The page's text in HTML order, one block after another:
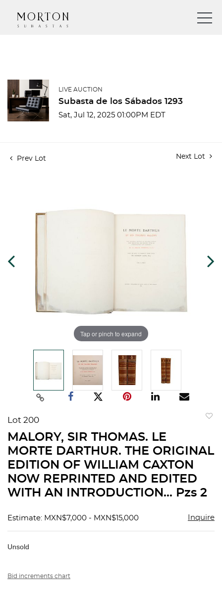
LIVE AUCTION
Subasta de los Sábados 1293
Sat, Jul 12, 2025 01:00PM EDT
Prev Lot Next Lot
Tap or pinch to expand
Lot 200
MALORY, SIR THOMAS. LE
MORTE DARTHUR. THE ORIGINAL
EDITION OF WILLIAM CAXTON
NOW REPRINTED AND EDITED
WITH AN INTRODUCTION... Pzs 2
Estimate: MXN$7,000 - MXN$15,000 Inquire
Unsold
Bid increments chart